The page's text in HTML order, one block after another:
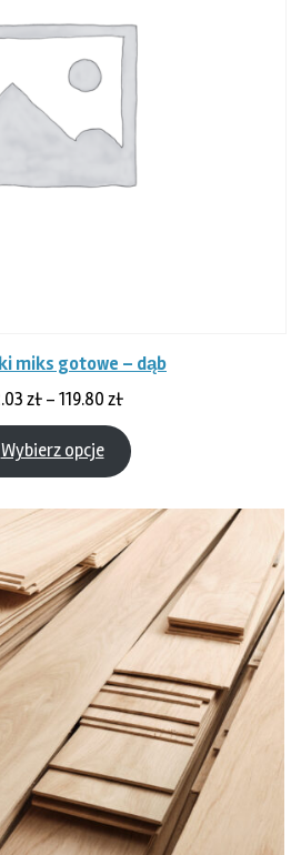
miks gotowe – dąb
zł – 119.80 złZakres
od
52.03 zł
119.80 zł
Wybierz opcje